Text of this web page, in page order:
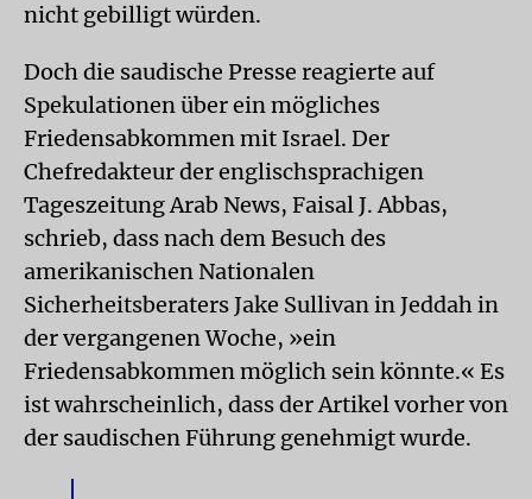
nicht gebilligt würden.
Doch die saudische Presse reagierte auf
Spekulationen über ein mögliches
Friedensabkommen mit Israel. Der
Chefredakteur der englischsprachigen
Tageszeitung Arab News, Faisal J. Abbas,
schrieb, dass nach dem Besuch des
amerikanischen Nationalen
Sicherheitsberaters Jake Sullivan in Jeddah in
der vergangenen Woche, »ein
Friedensabkommen möglich sein könnte.« Es
ist wahrscheinlich, dass der Artikel vorher von
der saudischen Führung genehmigt wurde.